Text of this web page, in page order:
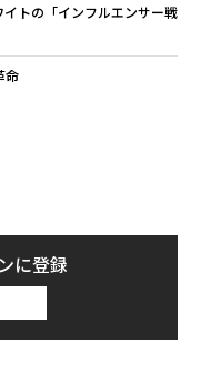
トの「インフルエンサー戦
命
に登録